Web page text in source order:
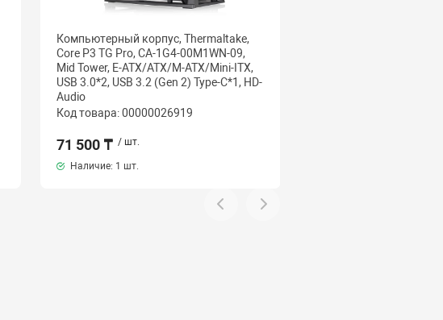
Компьютерный корпус, Thermaltake,
Core P3 TG Pro, CA-1G4-00M1WN-09,
Mid Tower, E-ATX/ATX/M-ATX/Mini-ITX,
USB 3.0*2, USB 3.2 (Gen 2) Type-C*1, HD-
Audio
Код товара: 00000026919
71 500 ₸ / шт.
Наличие: 1 шт.